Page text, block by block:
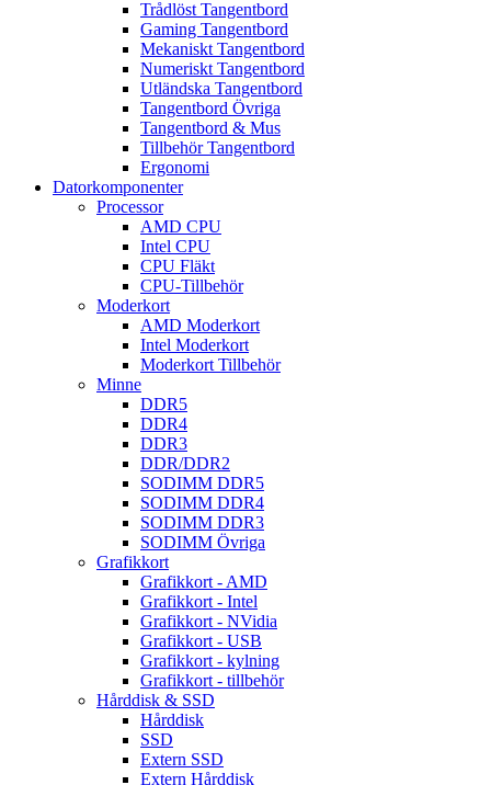
Trådlöst Tangentbord
Gaming Tangentbord
Mekaniskt Tangentbord
Numeriskt Tangentbord
Utländska Tangentbord
Tangentbord Övriga
Tangentbord & Mus
Tillbehör Tangentbord
Ergonomi
Datorkomponenter
Processor
AMD CPU
Intel CPU
CPU Fläkt
CPU-Tillbehör
Moderkort
AMD Moderkort
Intel Moderkort
Moderkort Tillbehör
Minne
DDR5
DDR4
DDR3
DDR/DDR2
SODIMM DDR5
SODIMM DDR4
SODIMM DDR3
SODIMM Övriga
Grafikkort
Grafikkort - AMD
Grafikkort - Intel
Grafikkort - NVidia
Grafikkort - USB
Grafikkort - kylning
Grafikkort - tillbehör
Hårddisk & SSD
Hårddisk
SSD
Extern SSD
Extern Hårddisk